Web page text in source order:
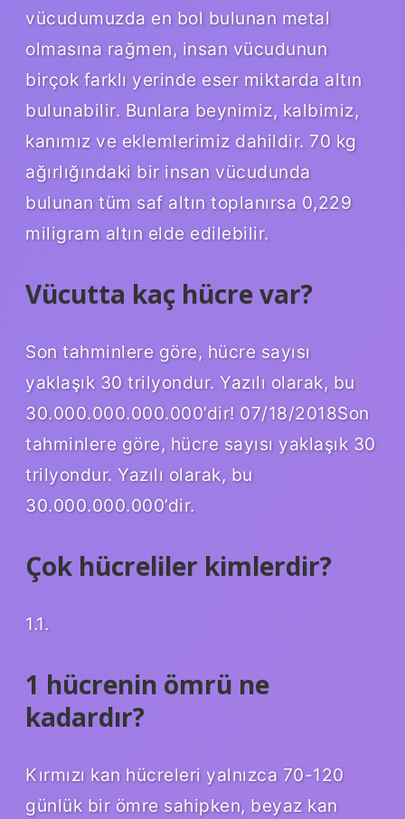
vücudumuzda en bol bulunan metal
olmasına rağmen, insan vücudunun
birçok farklı yerinde eser miktarda altın
bulunabilir. Bunlara beynimiz, kalbimiz,
kanımız ve eklemlerimiz dahildir. 70 kg
ağırlığındaki bir insan vücudunda
bulunan tüm saf altın toplanırsa 0,229
miligram altın elde edilebilir.
Vücutta kaç hücre var?
Son tahminlere göre, hücre sayısı
yaklaşık 30 trilyondur. Yazılı olarak, bu
30.000.000.000.000’dir! 07/18/2018Son
tahminlere göre, hücre sayısı yaklaşık 30
trilyondur. Yazılı olarak, bu
30.000.000.000’dir.
Çok hücreliler kimlerdir?
1.1.
1 hücrenin ömrü ne
kadardır?
Kırmızı kan hücreleri yalnızca 70-120
günlük bir ömre sahipken, beyaz kan